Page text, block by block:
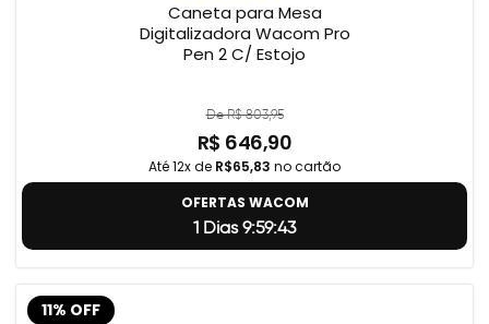
Caneta para Mesa
Digitalizadora Wacom Pro
Pen 2 C/ Estojo
De R$ 803,95
R$ 646,90
Até 12x de R$65,83 no cartão
OFERTAS WACOM
1 Dias 9:59:42
11% OFF